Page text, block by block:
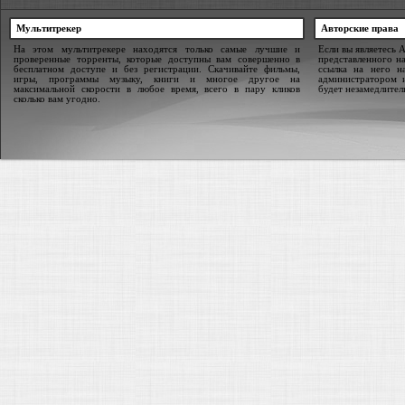
Мультитрекер
На этом мультитрекере находятся только самые лучшие и
проверенные торренты, которые доступны вам совершенно в
бесплатном доступе и без регистрации. Скачивайте фильмы,
игры, программы музыку, книги и многое другое на
максимальной скорости в любое время, всего в пару кликов
сколько вам угодно.
Авторские права
Если вы являетесь
представленного
ссылка на него
администратором
будет